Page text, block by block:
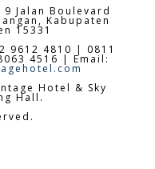
Jalan Boulevard
Kabupaten
15331
9612 4810 | 0811
4516 | Email:
Hotel & Sky
Hall.